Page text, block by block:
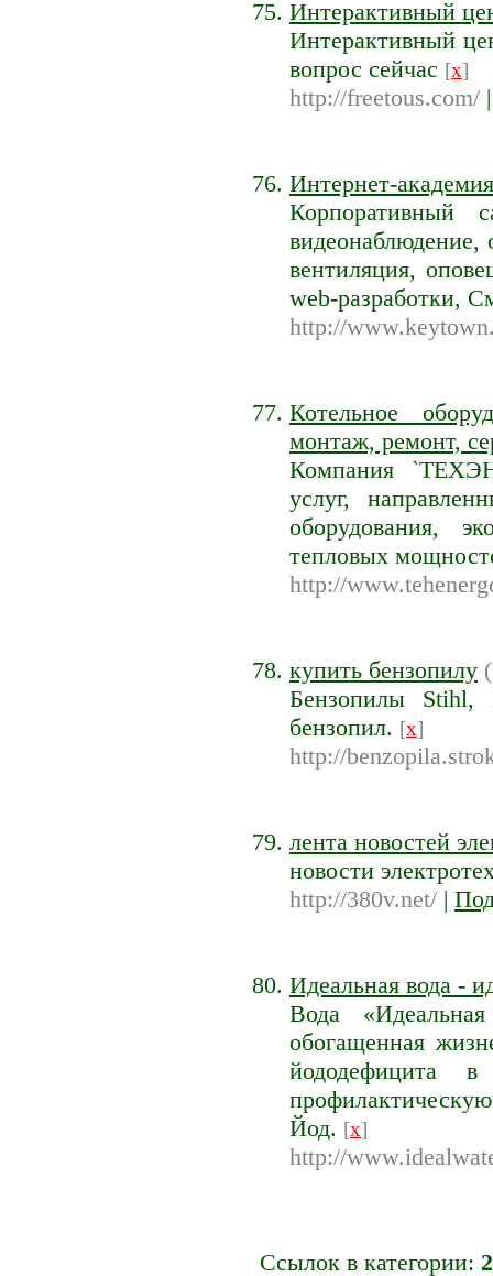
Интерактивный
Интерактивный
вопрос сейчас [x]
http://freetous.com/
Интернет-академия
видеонаблюдение,
вентиляция,
web-разработки,
http://
Котельное
монтаж, ремонт,
Компания
услуг,
оборудования,
тепловых
http://
купить бензопилу
Бензопилы Stihl,
бензопил. [x]
http://
лента новостей
новости
http://380v.net/ |
Идеальная вода -
Вода
обогащенная
йододефицита
Йод. [x]
http://
Ссылок в категории: